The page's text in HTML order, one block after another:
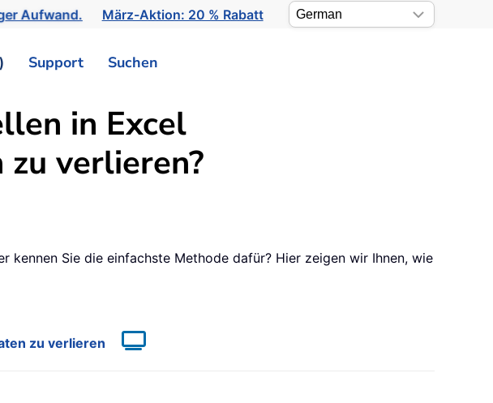
Aufwand. März-Aktion: 20 % Rabatt
Support Suchen
in Excel
verlieren?
Sie die einfachste Methode dafür? Hier zeigen wir Ihnen, wie
zu verlieren